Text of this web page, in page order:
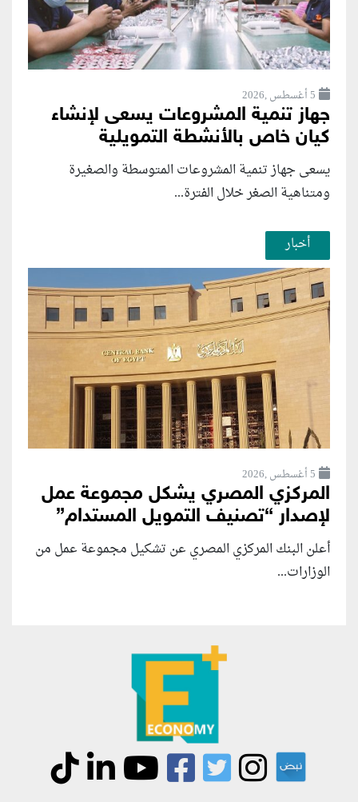
5 أغسطس ,2026
جهاز تنمية المشروعات يسعى لإنشاء
كيان خاص بالأنشطة التمويلية
يسعى جهاز تنمية المشروعات المتوسطة والصغيرة
ومتناهية الصغر خلال الفترة...
أخبار
5 أغسطس ,2026
المركزي المصري يشكل مجموعة عمل
لإصدار “تصنيف التمويل المستدام”
أعلن البنك المركزي المصري عن تشكيل مجموعة عمل من
الوزارات...